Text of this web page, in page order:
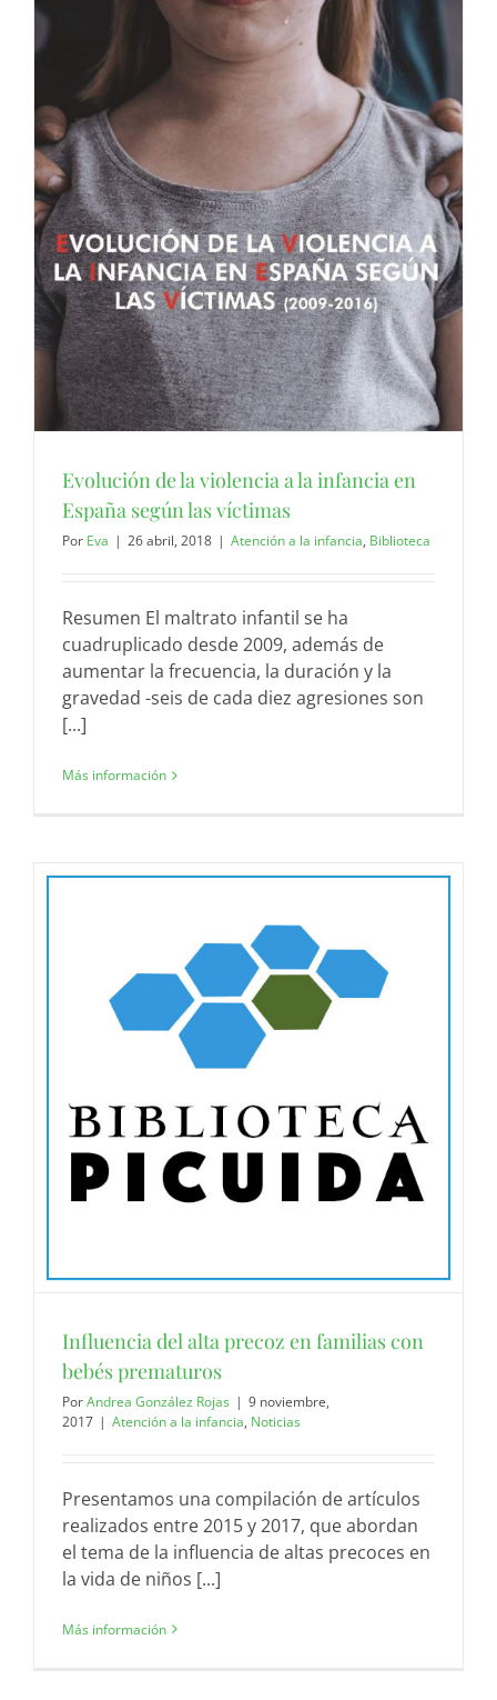
Evolución de la violencia a la infancia en
España según las víctimas
Por Eva | 26 abril, 2018 | Atención a la infancia, Biblioteca
Resumen El maltrato infantil se ha
cuadruplicado desde 2009, además de
aumentar la frecuencia, la duración y la
gravedad -seis de cada diez agresiones son
[...]
Más información
Influencia del alta precoz en familias con
bebés prematuros
PorAndrea González Rojas | 9 noviembre,
2017 | Atención a la infancia, Noticias
Presentamos una compilación de artículos
realizados entre 2015 y 2017, que abordan
el tema de la influencia de altas precoces en
la vida de niños [...]
Más información